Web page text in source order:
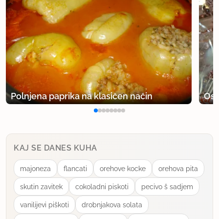
Polnjena paprika na klasičen način
KAJ SE DANES KUHA
majoneza flancati orehove kocke orehova pita
skutin zavitek cokoladni piskoti pecivo š sadjem
vanilijevi piškoti drobnjakova solata